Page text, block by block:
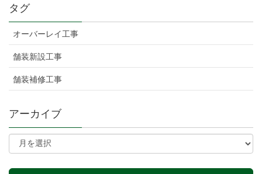
タグ
オーバーレイ工事
舗装新設工事
舗装補修工事
アーカイブ